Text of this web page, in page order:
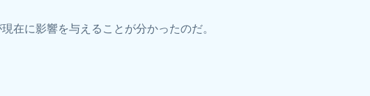
在に影響を与えることが分かったのだ。